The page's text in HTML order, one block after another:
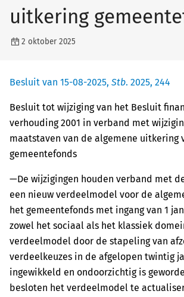
uitkering
2 oktober 2025
Besluit van 15-08-2025, Stb. 2025, 244
Besluit tot wijziging van het Besluit
verhouding 2001 in verband met
maatstaven van de algemene uitkering
gemeentefonds
—De wijzigingen houden verband met
een nieuw verdeelmodel voor de
het gemeentefonds met ingang van 1
zowel het sociaal als het klassiek
verdeelmodel door de stapeling van
verdeelkeuzes in de afgelopen twintig
ingewikkeld en ondoorzichtig is
besloten het verdeelmodel te